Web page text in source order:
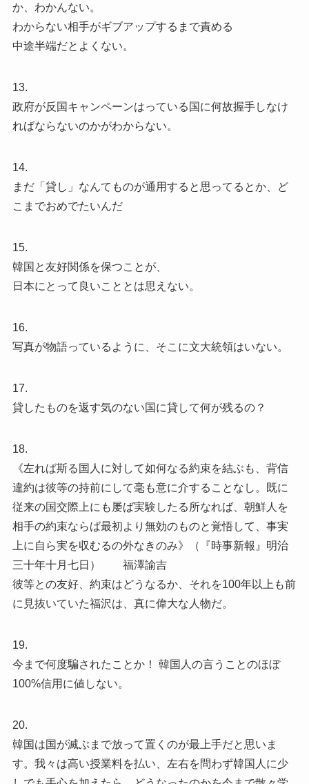
か、わかんない。
わからない相手がギブアップするまで責める
中途半端だとよくない。
13.
政府が反国キャンペーンはっている国に何故握手しなけ
ればならないのかがわからない。
14.
まだ「貸し」なんてものが通用すると思ってるとか、ど
こまでおめでたいんだ
15.
韓国と友好関係を保つことが、
日本にとって良いこととは思えない。
16.
写真が物語っているように、そこに文大統領はいない。
17.
貸したものを返す気のない国に貸して何が残るの？
18.
《左れば斯る国人に対して如何なる約束を結ぶも、背信
違約は彼等の持前にして毫も意に介することなし。既に
従来の国交際上にも屡ば実験したる所なれば、朝鮮人を
相手の約束ならば最初より無効のものと覚悟して、事実
上に自ら実を収むるの外なきのみ》（『時事新報』明治
三十年十月七日） 福澤諭吉
彼等との友好、約束はどうなるか、それを100年以上も前
に見抜いていた福沢は、真に偉大な人物だ。
19.
今まで何度騙されたことか！ 韓国人の言うことのほぼ
100%信用に値しない。
20.
韓国は国が滅ぶまで放って置くのが最上手だと思いま
す。我々は高い授業料を払い、左右を問わず韓国人に少